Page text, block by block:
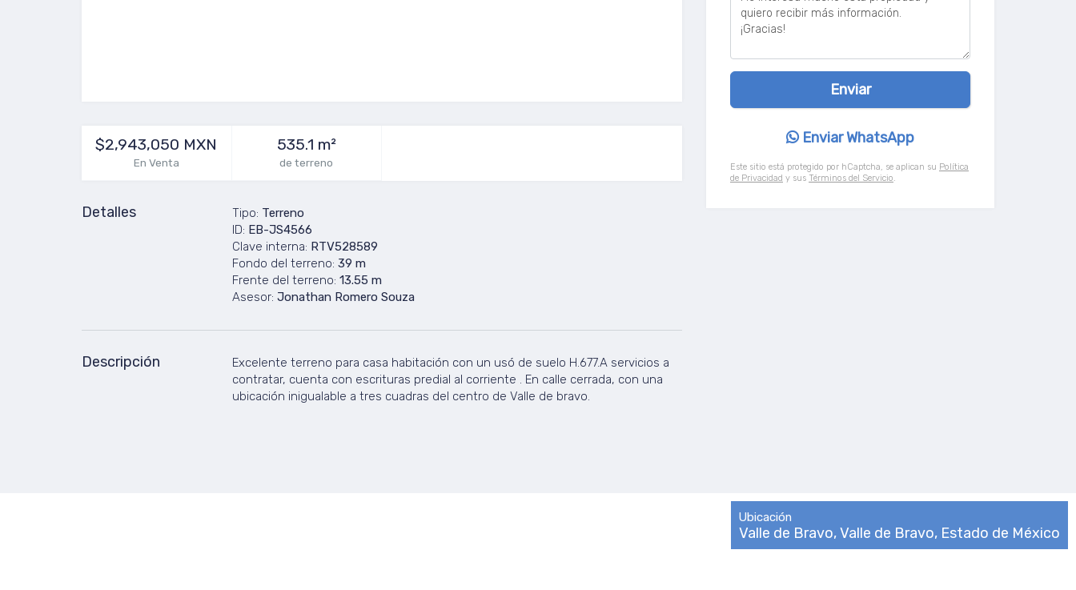
$2,943,050 MXN
En Venta
535.1 m²
de terreno
Detalles Tipo: Terreno
ID: EB-JS4566
Clave interna: RTV528589
Fondo del terreno: 39 m
Frente del terreno: 13.55 m
Asesor: Jonathan Romero Souza
Descripción
Excelente terreno para casa habitación con un usó de suelo H.677.A servicios a
contratar, cuenta con escrituras predial al corriente . En calle cerrada, con una
ubicación inigualable a tres cuadras del centro de Valle de bravo.
Enviar WhatsApp
Este sitio está protegido por hCaptcha, se aplican su Política
de Privacidad y sus Términos del Servicio
Ubicación
Valle de Bravo, Valle de Bravo, Estado de México